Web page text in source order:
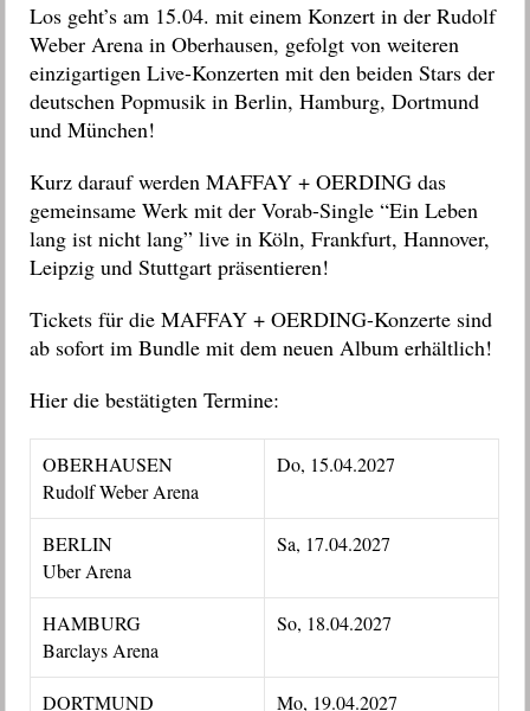
Los geht’s am 15.04. mit einem Konzert in der Rudolf
Weber Arena in Oberhausen, gefolgt von weiteren
einzigartigen Live-Konzerten mit den beiden Stars der
deutschen Popmusik in Berlin, Hamburg, Dortmund
und München!
Kurz darauf werden MAFFAY + OERDING das
gemeinsame Werk mit der Vorab-Single “Ein Leben
lang ist nicht lang” live in Köln, Frankfurt, Hannover,
Leipzig und Stuttgart präsentieren!
Tickets für die MAFFAY + OERDING-Konzerte sind
ab sofort im Bundle mit dem neuen Album erhältlich!
Hier die bestätigten Termine:
OBERHAUSEN
Rudolf Weber Arena
Do, 15.04.2027
BERLIN
Uber Arena
Sa, 17.04.2027
HAMBURG
Barclays Arena
So, 18.04.2027
DORTMUND
Mo, 19.04.2027